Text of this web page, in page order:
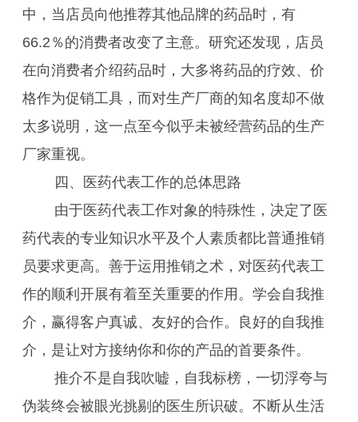
中，当店员向他推荐其他品牌的药品时，有
66.2％的消费者改变了主意。研究还发现，店员
在向消费者介绍药品时，大多将药品的疗效、价
格作为促销工具，而对生产厂商的知名度却不做
太多说明，这一点至今似乎未被经营药品的生产
厂家重视。
四、医药代表工作的总体思路
由于医药代表工作对象的特殊性，决定了医
药代表的专业知识水平及个人素质都比普通推销
员要求更高。善于运用推销之术，对医药代表工
作的顺利开展有着至关重要的作用。学会自我推
介，赢得客户真诚、友好的合作。良好的自我推
介，是让对方接纳你和你的产品的首要条件。
推介不是自我吹嘘，自我标榜，一切浮夸与
伪装终会被眼光挑剔的医生所识破。不断从生活